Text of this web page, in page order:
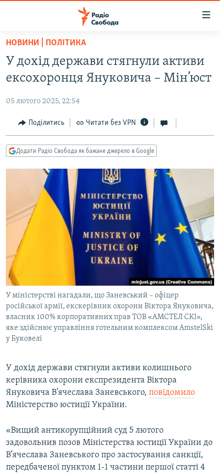
Перейти
основного
матеріалу
до
навігації
Перейти
до
ВСЕ ЗА ДОБУ
ПОЛІТИКА
ЕКОНОМІКА
КУЛЬТУРА
УКРАЇНА
СВІТ
ВІЙНА
РОСІЙСЬКА «ФІЛЬТРАЦІЯ»
КРИМ.РЕАЛІЇ
КИТАЙ.ВИКЛИКИ
МУЛЬТИМЕДІА
ФОТО
СПЕЦПРОЄКТИ
ПОДКАСТИ
КРИМ РЕАЛІЇ
РУС
УКР
ДОЛУЧАЙСЯ!
Усі сайти RFE/RL
НОВИНИ | ПОЛІТИКА
У дохід держави стягнули активи
ексохоронця Януковича – Мін’юст
05 лютого 2025, 22:54
Поділитись Читати без VPN
Додати Радіо Свобода як бажане джерело в Google
У міністерстві нагадали, що Заневський – офіцер
російської армії, екскерівник охорони Віктора Януковича,
власник 100% корпоративних прав ТОВ «АМСТЕЛ СКІ»,
яке здійснює управління готельним комплексом AmstelSki
у Буковелі
У дохід держави стягнули активи колишнього
керівника охорони експрезидента Віктора
Януковича В’ячеслава Заневського, повідомило
Міністерство юстиції України.
«Вищий антикорупційний суд 5 лютого
задовольнив позов Міністерства юстиції України до
В’ячеслава Заневського про застосування санкції,
передбаченої пунктом 1-1 частини першої статті 4